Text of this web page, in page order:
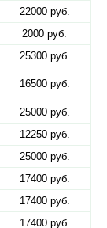
22000 руб.
2000 руб.
25300 руб.
16500 руб.
25000 руб.
12250 руб.
25000 руб.
17400 руб.
17400 руб.
17400 руб.